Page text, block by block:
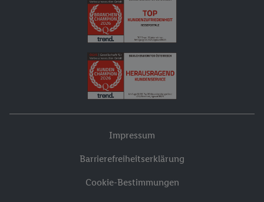
Impressum
Barrierefreiheitserklärung
Cookie-Bestimmungen